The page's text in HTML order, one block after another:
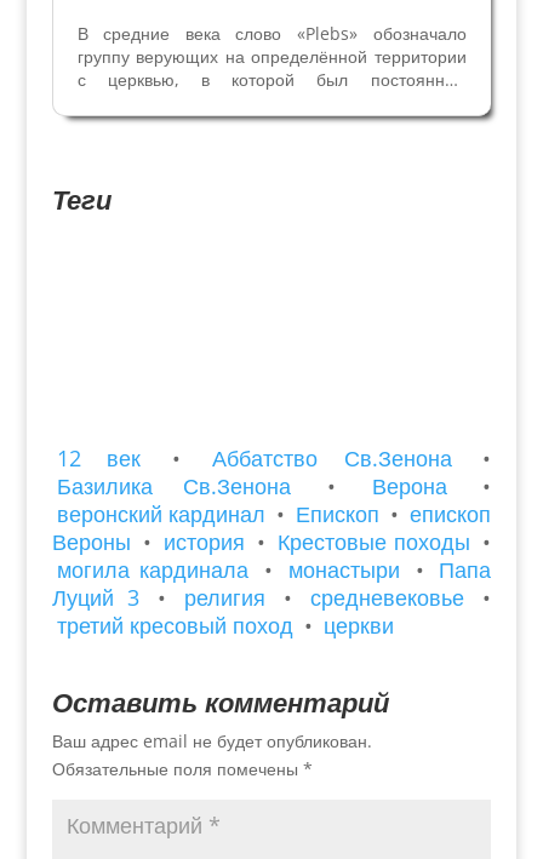
В средние века слово «Plebs» обозначало
группу верующих на определённой территории
с церквью, в которой был постоянный
пьеви были обязательно с крестильней или с
Теги
12 век • Аббатство Св.Зенона
•
Базилика Св.Зенона
• Верона
•
веронский кардинал • Епископ • епископ
Вероны • история • Крестовые походы •
могила кардинала • монастыри • Папа
Луций 3
• религия • средневековье
•
третий кресовый поход • церкви
Оставить комментарий
Ваш адрес email не будет опубликован.
Обязательные поля помечены *